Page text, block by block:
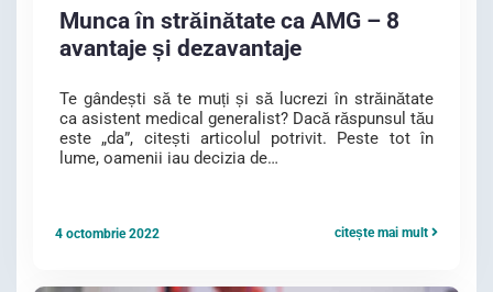
Munca în străinătate ca AMG – 8
avantaje și dezavantaje
Te gândești să te muți și să lucrezi în străinătate
ca asistent medical generalist? Dacă răspunsul tău
este „da”, citești articolul potrivit. Peste tot în
lume, oamenii iau decizia de…
citește mai mult
4 octombrie 2022